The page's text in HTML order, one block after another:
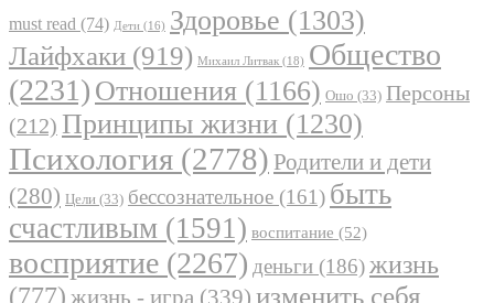
must read (74) Дети (16) Здоровье (1303)
Лайфхаки (919) Михаил Литвак (18) Общество
(2231) Отношения (1166) Ошо (33) Персоны
(212) Принципы жизни (1230)
Психология (2778) Родители и дети
(280) Цели (33) бессознательное (161) быть
счастливым (1591) воспитание (52)
восприятие (2267) деньги (186)жизнь
(777)
изменить себя